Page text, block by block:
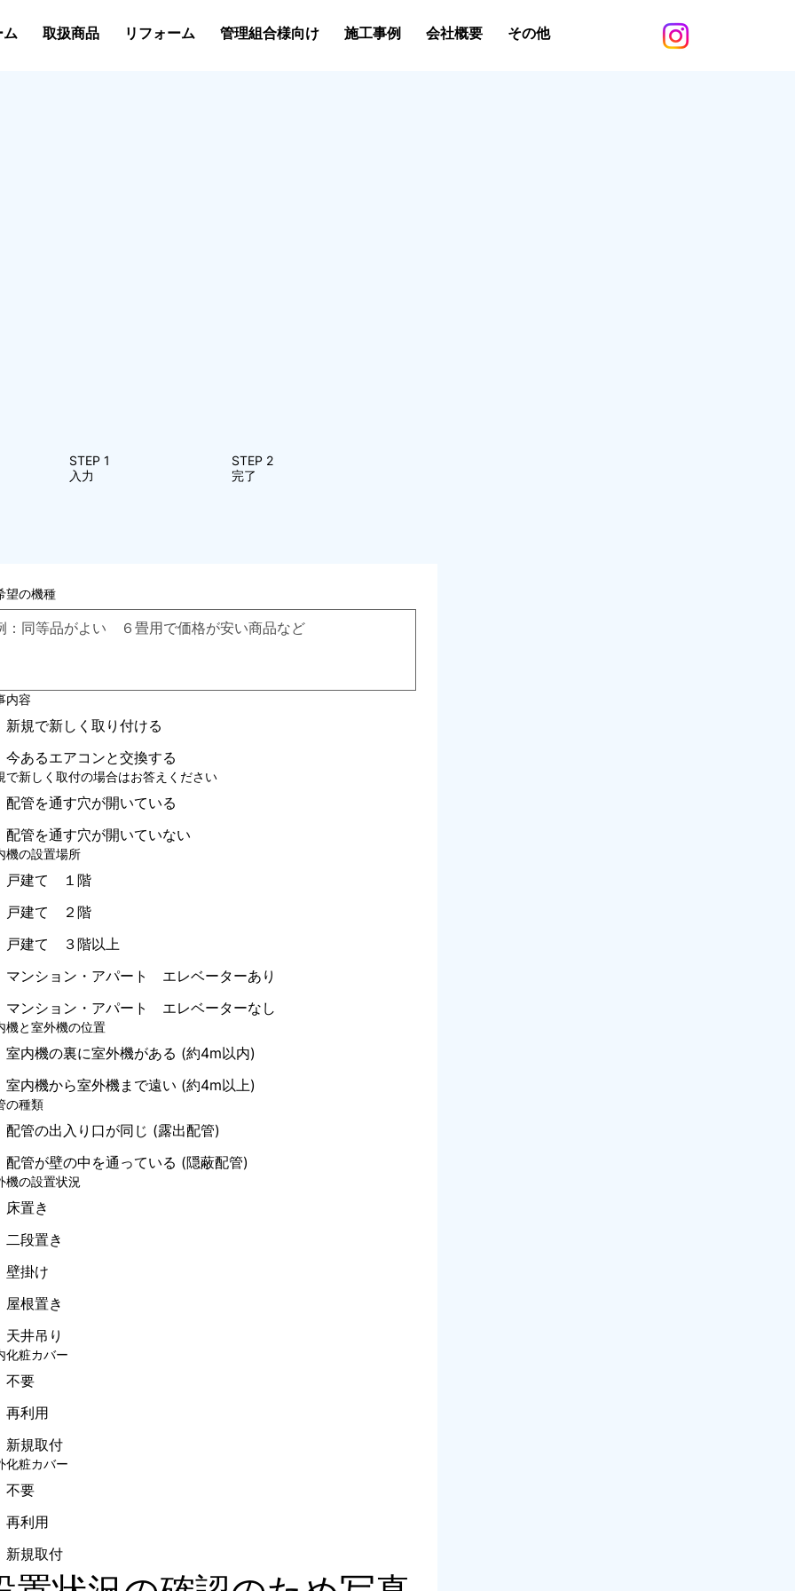
ム 取扱商品 リフォーム 管理組合様向け 施工事例 会社概要 その他
STEP 1
入力
STEP 2
完了
望の機種
内容
新規で新しく取り付ける
今あるエアコンと交換する
で新しく取付の場合はお答えください
配管を通す穴が開いている
配管を通す穴が開いていない
機の設置場所
戸建て １階
戸建て ２階
戸建て ３階以上
マンション・アパート エレベーターあり
マンション・アパート エレベーターなし
機と室外機の位置
室内機の裏に室外機がある (約4m以内)
室内機から室外機まで遠い (約4m以上)
の種類
配管の出入り口が同じ (露出配管)
配管が壁の中を通っている (隠蔽配管)
機の設置状況
床置き
二段置き
壁掛け
屋根置き
天井吊り
化粧カバー
不要
再利用
新規取付
化粧カバー
不要
再利用
新規取付